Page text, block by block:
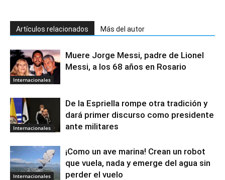
Artículos relacionados Más del autor
Internacionales
Muere Jorge Messi, padre de Lionel
Messi, a los 68 años en Rosario
Internacionales
De la Espriella rompe otra tradición y
dará primer discurso como presidente
ante militares
Internacionales
¡Como un ave marina! Crean un robot
que vuela, nada y emerge del agua sin
perder el vuelo